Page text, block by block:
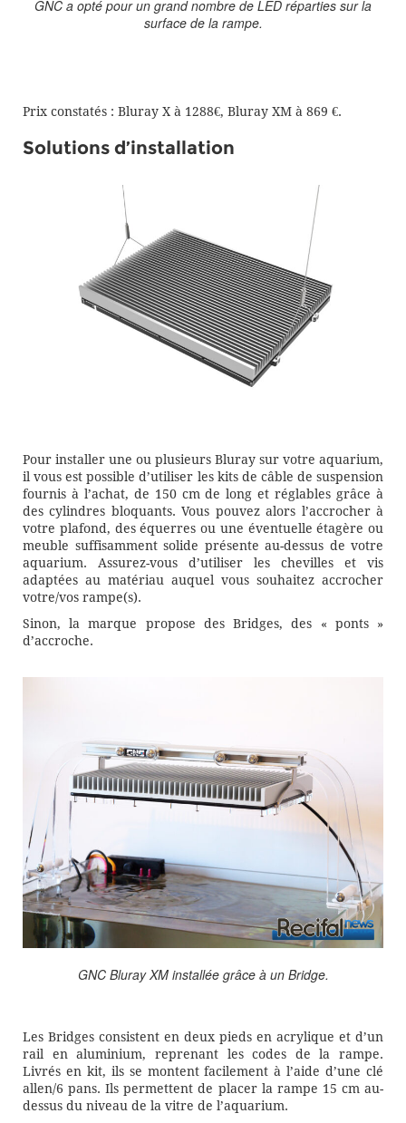
GNC a opté pour un grand nombre de LED réparties sur la
surface de la rampe.
Prix constatés : Bluray X à 1288€, Bluray XM à 869 €.
Solutions d’installation
Pour installer une ou plusieurs Bluray sur votre aquarium,
il vous est possible d’utiliser les kits de câble de suspension
fournis à l’achat, de 150 cm de long et réglables grâce à
des cylindres bloquants. Vous pouvez alors l’accrocher à
votre plafond, des équerres ou une éventuelle étagère ou
meuble suffisamment solide présente au-dessus de votre
aquarium. Assurez-vous d’utiliser les chevilles et vis
adaptées au matériau auquel vous souhaitez accrocher
votre/vos rampe(s).
Sinon, la marque propose des Bridges, des « ponts »
d’accroche.
GNC Bluray XM installée grâce à un Bridge.
Les Bridges consistent en deux pieds en acrylique et d’un
rail en aluminium, reprenant les codes de la rampe.
Livrés en kit, ils se montent facilement à l’aide d’une clé
allen/6 pans. Ils permettent de placer la rampe 15 cm au-
dessus du niveau de la vitre de l’aquarium.